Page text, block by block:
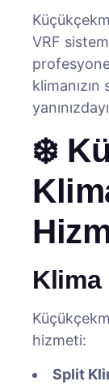
VRF
klimanızın
❄️
Klima
hizmeti:
Split